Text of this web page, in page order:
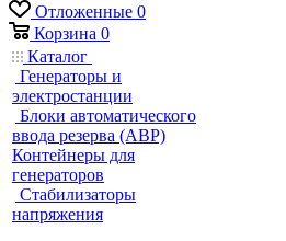
Отложенные 0
Корзина 0
Каталог
Генераторы и
электростанции
Блоки автоматического
ввода резерва (АВР)
Контейнеры для
генераторов
Стабилизаторы
напряжения